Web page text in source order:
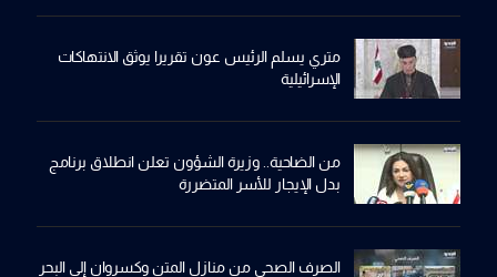
متري يسلم الرئيس عون تقريرا يوثق الانتهاكات
الإسرائيلية
من الضاحية.. وزيرة الشؤون تعلن انطلاق برنامج
بدل الإيجار للأسر المتضررة
الصرف الصحي من منازل المتن وكسروان إلى البحر